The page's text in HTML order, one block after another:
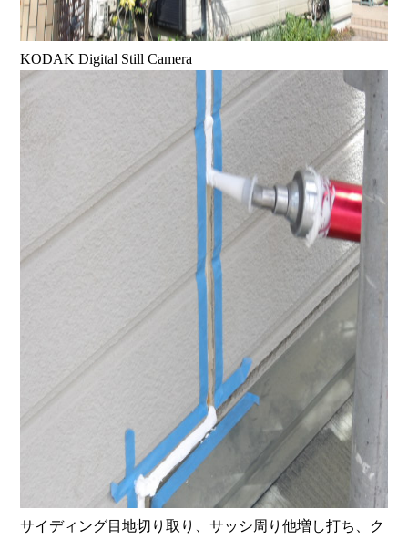
KODAK Digital Still Camera
サイディング目地切り取り、サッシ周り他増し打ち、ク